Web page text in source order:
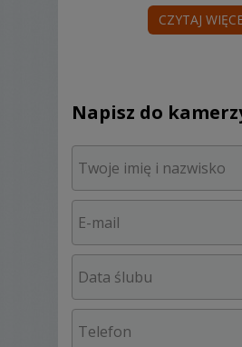
Zawsze jesteśmy otwarci na
Państwa pomysły i sugestie.
CZYTAJ
Napisz do